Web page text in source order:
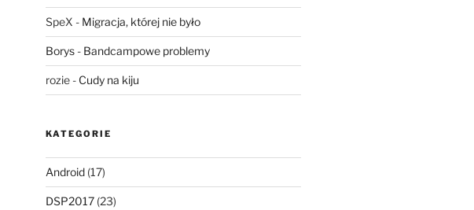
SpeX - Migracja, której nie było
Borys- Bandcampowe problemy
rozie- Cudy na kiju
KATEGORIE
Android(17)
DSP2017(23)